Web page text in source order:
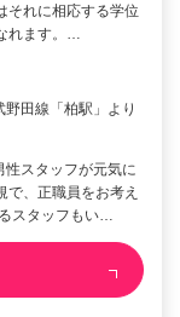
それに相応する学位
れます。…
田線「柏駅」より
スタッフが元気に
、正職員をお考え
スタッフもい…